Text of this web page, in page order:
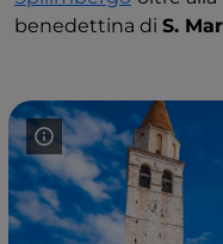
benedettina di S.